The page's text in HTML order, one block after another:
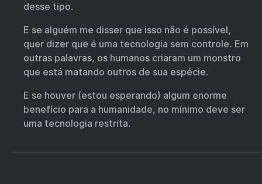
desse tipo.
E se alguém me disser que isso não é possível,
quer dizer que é uma tecnologia sem controle. Em
outras palavras, os humanos criaram um monstro
que está matando outros de sua espécie.
E se houver (estou esperando) algum enorme
benefício para a humanidade, no mínimo deve ser
uma tecnologia restrita.